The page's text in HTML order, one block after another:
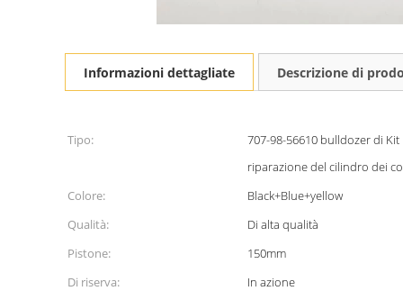
Informazioni dettagliate Descrizione di
Tipo:
707-98-56610 bulldozer di Kit
riparazione del cilindro dei
Colore:
Black+Blue+yellow
Qualità:
Di alta qualità
Pistone:
150mm
Di riserva:
In azione